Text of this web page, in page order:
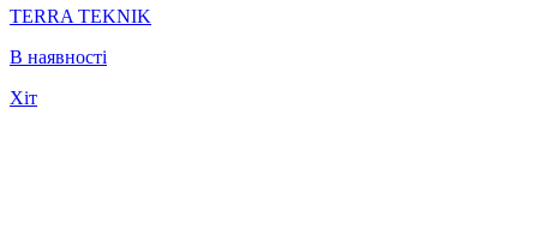
TERRA TEKNIK
В наявності
Хіт